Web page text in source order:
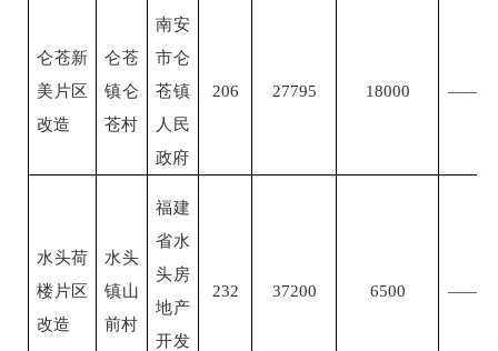
仑苍新
美片区
改造
仑苍
镇仑
苍村
南安
市仑
苍镇
人民
政府
206 27795 18000 ——
水头荷
楼片区
改造
水头
镇山
前村
福建
省水
头房
地产
开发
232 37200 6500 ——